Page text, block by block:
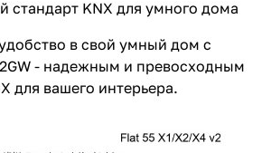
KNX для умного дома
в свой умный дом с
- надежным и превосходным
для вашего интерьера.